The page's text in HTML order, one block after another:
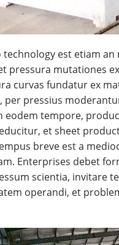
est etiam
pressura mutationes
curvas fundatur ex
pressius
eodem tempore,
et sheet
breve est a
Enterprises debet
scientia, invitare
operandi, et